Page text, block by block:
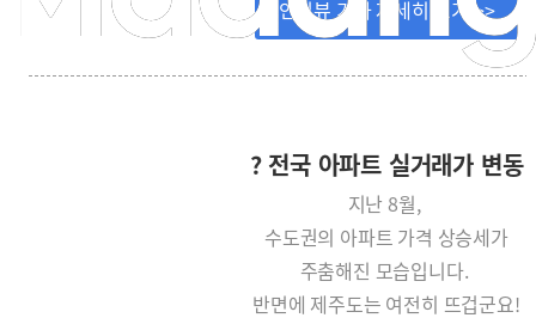
인터뷰 기사 자세히 보기 >>
? 전국 아파트 실거래가 변동
지난 8월,
수도권의 아파트 가격 상승세가
주춤해진 모습입니다.
반면에 제주도는 여전히 뜨겁군요!